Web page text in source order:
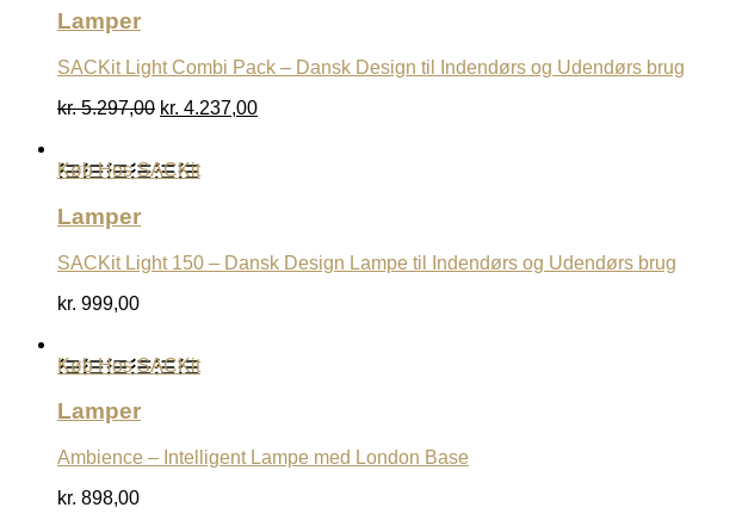
Lamper
SACKit Light Combi Pack – Dansk Design til Indendørs og Udendørs brug
kr.5.297,00 Den
var:
kr. 4.237,00Den
Køb Hos SACKit
Lamper
SACKit Light 150 – Dansk Design Lampe til Indendørs og Udendørs brug
kr. 999,00
Køb Hos SACKit
Lamper
Ambience – Intelligent Lampe med London Base
kr. 898,00